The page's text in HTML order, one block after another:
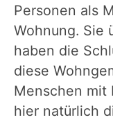
Personen als
Wohnung. Sie
haben die
diese
Menschen mit
hier natürlich